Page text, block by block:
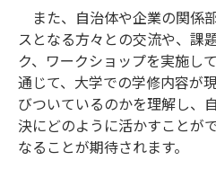
また、自治体や企業の関係
スとなる方々との交流や、課
ク、ワークショップを実施し
通じて、大学での学修内容が
びついているのかを理解し、
決にどのように活かすことが
なることが期待されます。